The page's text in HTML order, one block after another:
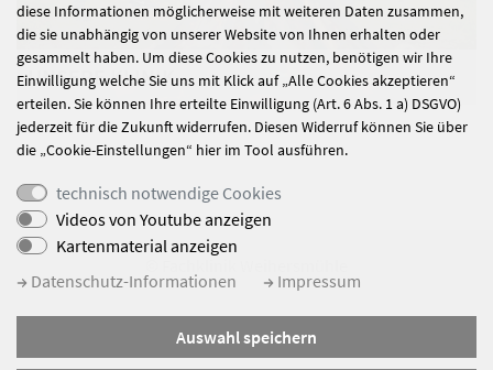
UNSERE KLINIK
Lernen Sie die Fachklinik kennen: Hier finden Sie Eindrücke
und Informationen zu unseren modernen Räumlichkeiten,
Datenschutz
diese Informationen möglicherweise mit weiteren Daten zusammen,
die sie unabhängig von unserer Website von Ihnen erhalten oder
gesammelt haben. Um diese Cookies zu nutzen, benötigen wir Ihre
Einwilligung welche Sie uns mit Klick auf „Alle Cookies akzeptieren“
erteilen. Sie können Ihre erteilte Einwilligung (Art. 6 Abs. 1 a) DSGVO)
jederzeit für die Zukunft widerrufen. Diesen Widerruf können Sie über
die „Cookie-Einstellungen“ hier im Tool ausführen.
technisch notwendige Cookies
Videos von Youtube anzeigen
Kartenmaterial anzeigen
Datenschutz-Informationen
Impressum
Auswahl speichern